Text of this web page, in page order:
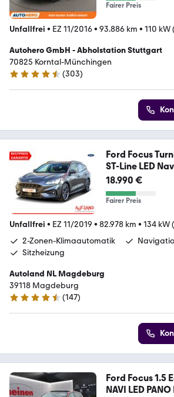
Fairer Preis
Unfallfrei • EZ 11/2016• 93.886 km • 110 kW
Autohero GmbH - Abholstation Stuttgart
70825 Korntal-Münchingen
4.4 Sterne
(303)
Ford Focus
ST-Line LED
18.990 €
Fairer Preis
Unfallfrei • EZ 11/2019 • 82.978 km • 134 kW
2-Zonen-Klimaautomatik
Sitzheizung
Autoland NL Magdeburg
39118 Magdeburg
4.6 Sterne
(147)
Ford Focus 1.5
NAVI LED PANO